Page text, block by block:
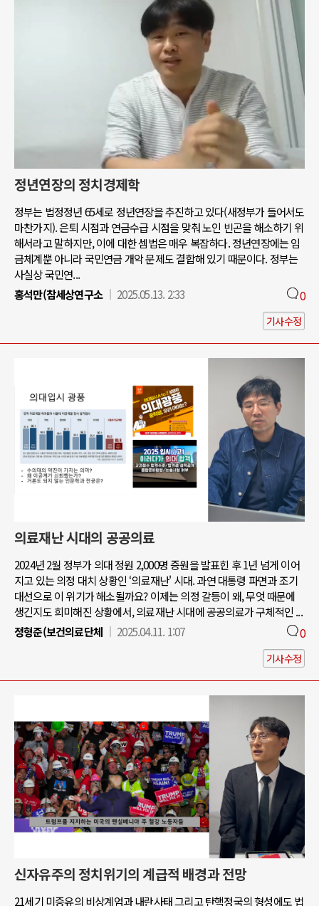
정년연장의 정치경제학
정부는 법정정년 65세로 정년연장을 추진하고 있다(새정부가 들어서도
마찬가지). 은퇴 시점과 연금수급 시점을 맞춰 노인 빈곤을 해소하기 위
해서라고 말하지만, 이에 대한 셈법은 매우 복잡하다. 정년연장에는 임
금체계뿐 아니라 국민연금 개악 문제도 결합해 있기 때문이다. 정부는
사실상 국민연...
홍석만(참세상연구소
2025.05.13. 2:33 0
기사수정
의료재난 시대의 공공의료
2024년 2월 정부가 의대 정원 2,000명 증원을 발표힌 후 1년 넘게 이어
지고 있는 의정 대치 상황인 ‘의료재난' 시대. 과연 대통령 파면과 조기
대선으로 이 위기가 해소될까요? 이제는 의정 갈등이 왜, 무엇 때문에
생긴지도 희미해진 상황에서, 의료재난 시대에 공공의료가 구체적인 ...
정형준(보건의료단체
2025.04.11. 1:07 0
기사수정
신자유주의 정치위기의 계급적 배경과 전망
21세기 미증유의 비상계엄과 내란사태 그리고 탄핵정국의 형성에도 법